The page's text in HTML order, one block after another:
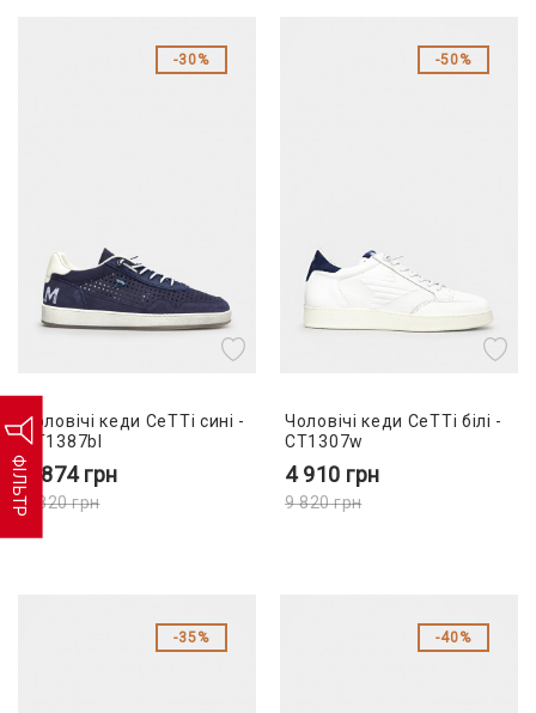
ФІЛЬТР
30%
Чоловічі кеди CeTTi сині -
CT1387bl
6 874грн
9 820грн
50%
Чоловічі кеди CeTTi білі -
CT1307w
4 910 грн
9 820грн
35% 40%